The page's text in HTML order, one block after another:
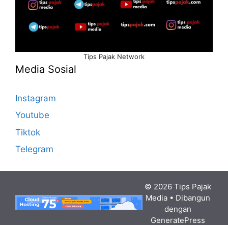
Tips Pajak Network
Media Sosial
Instagram
Youtube
Tiktok
Telegram
© 2026 Tips Pajak
Media• Dibangun
dengan
GeneratePress